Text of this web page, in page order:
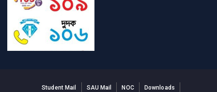
Student Mail SAU Mail NOC Downloads